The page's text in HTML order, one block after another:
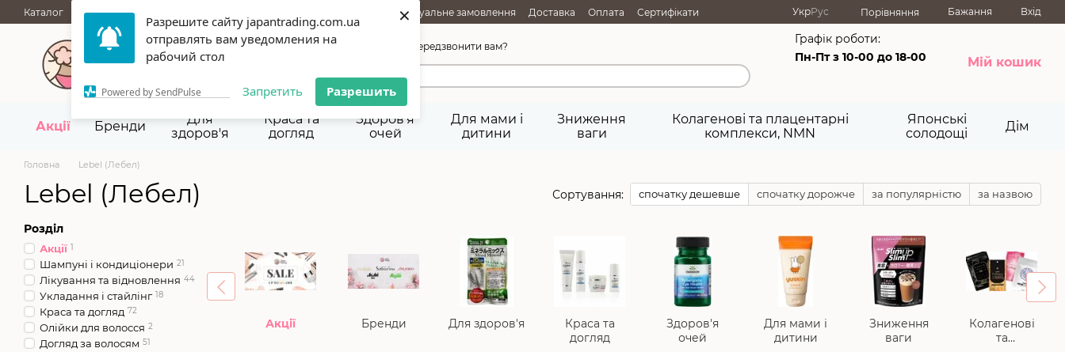
Разрешите сайту japantrading.com.ua
отправлять вам уведомления на
рабочий стол
Powered by SendPulse Запретить Разрешить
×
Перейти до основного контенту
Каталог АКЦІЇ НОВИНКИ Індивідуальне замовлення Доставка Оплата
Сертифікати
Термін придатності
Відгуки Про нас Контакти Повернення товарів Публічна оферта
УкрРус Порівняння Бажання Вхід
067 945-92-29,093 945-92-29 Передзвонити вам?
Графік роботи:
Пн-Пт з 10-00 до 18-00
Мій кошик
Акції Бренди
Для
здоров'я
Краса та
догляд
Здоров'я
очей
Для мами і
дитини
Зниження
ваги
Колагенові та плацентарні
комплекси, NMN
Японські
солодощі
Дім
Головна Lebel (Лебел)
Lebel (Лебел) Сортування: спочатку дешевше спочатку дорожче за популярністю за назвою
Акції Бренди Для здоров'я
Краса та
догляд
Здоров'я
очей
Для мами і
дитини
Зниження
ваги
Колагенові
та
Розділ
Акції 1
Шампуні і кондиціонери 21
Лікування та відновлення 44
Укладання і стайлінг 18
Краса та догляд 72
Олійки для волосся 2
Догляд за волосям 51